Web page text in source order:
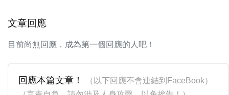
文章回應
目前尚無回應，成為第一個回應的人吧！
回應本篇文章！
（以下回應不會連結到FaceBook）